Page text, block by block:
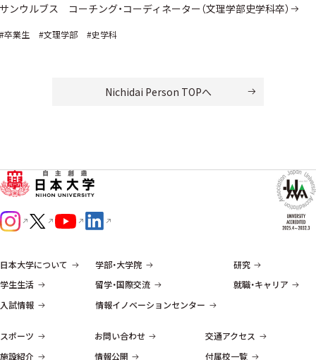
ンウルブス コーチング・コーディネーター（文理学部史学科卒）
卒業生 #文理学部 #史学科
Nichidai Person TOPへ
日本大学について 学部・大学院
研究
学生生活
留学・国際交流
就職・キャリア
入試情報
情報イノベーションセンター
スポーツ お問い合わせ
交通アクセス
施設紹介
情報公開 付属校一覧